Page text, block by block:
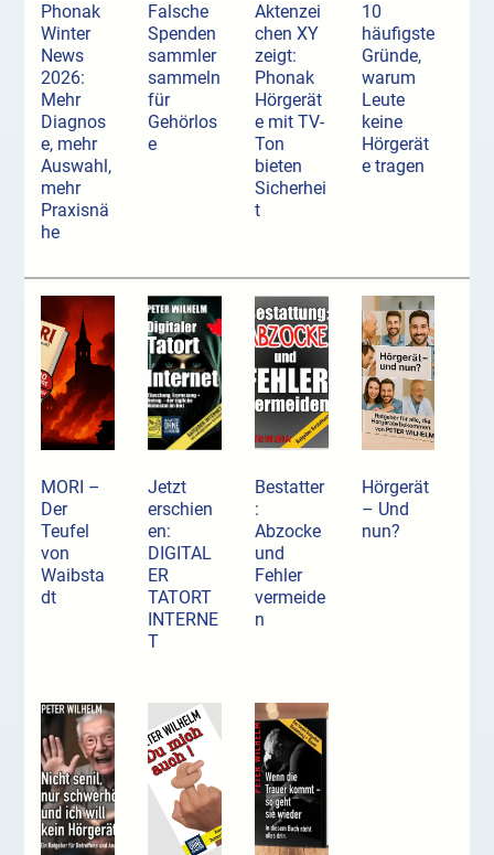
Phonak
Winter
News
2026:
Mehr
Diagnos
e, mehr
Auswahl,
mehr
Praxisnä
he
Falsche
Spenden
sammler
sammeln
für
Gehörlos
e
Aktenzei
chen XY
zeigt:
Phonak
Hörgerät
e mit TV-
Ton
bieten
Sicherhei
t
10
häufigste
Gründe,
warum
Leute
keine
Hörgerät
e tragen
MORI –
Der
Teufel
von
Waibsta
dt
Jetzt
erschien
en:
DIGITAL
ER
TATORT
INTERNE
T
Bestatter
:
Abzocke
und
Fehler
vermeide
n
Hörgerät
– Und
nun?